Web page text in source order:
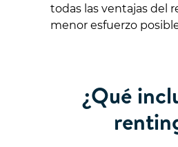
todas las ventajas del
menor esfuerzo
¿Qué